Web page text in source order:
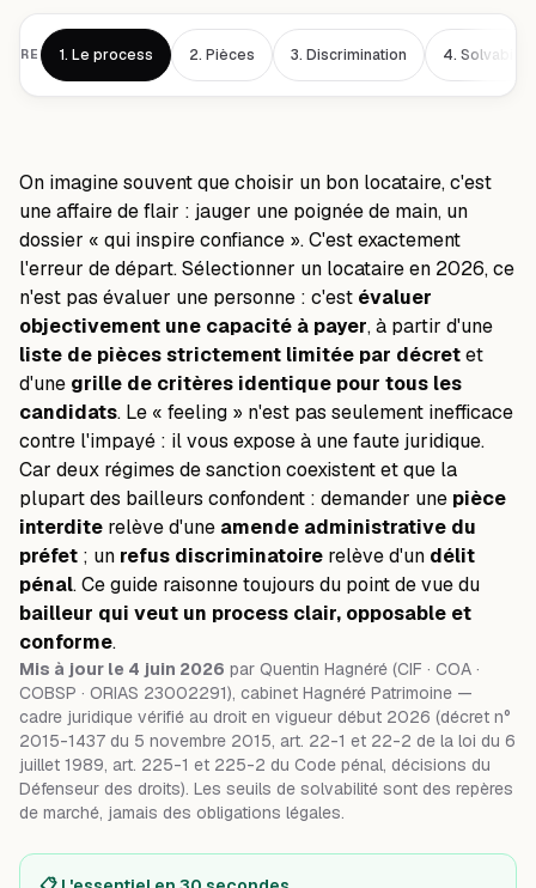
1. Le process 2. Pièces 3. Discrimination 4. Solvabilité
On imagine souvent que choisir un bon locataire, c'est
une affaire de flair : jauger une poignée de main, un
dossier « qui inspire confiance ». C'est exactement
l'erreur de départ. Sélectionner un locataire en 2026, ce
n'est pas évaluer une personne : c'est évaluer
objectivement une capacité à payer, à partir d'une
liste de pièces strictement limitée par décretet
d'une grille de critères identique pour tous les
candidats. Le « feeling » n'est pas seulement inefficace
contre l'impayé : il vous expose à une faute juridique.
Car deux régimes de sanction coexistent et que la
plupart des bailleurs confondent : demander une pièce
interdite relève d'une amende administrative du
préfet ; un refus discriminatoire relève d'un délit
pénal. Ce guide raisonne toujours du point de vue du
bailleur qui veut un process clair, opposable et
conforme.
Mis à jour le 4 juin 2026 par Quentin Hagnéré (CIF · COA ·
COBSP · ORIAS 23002291), cabinet Hagnéré Patrimoine —
cadre juridique vérifié au droit en vigueur début 2026 (décret n°
2015-1437 du 5 novembre 2015, art. 22-1 et 22-2 de la loi du 6
juillet 1989, art. 225-1 et 225-2 du Code pénal, décisions du
Défenseur des droits). Les seuils de solvabilité sont des repères
de marché, jamais des obligations légales.